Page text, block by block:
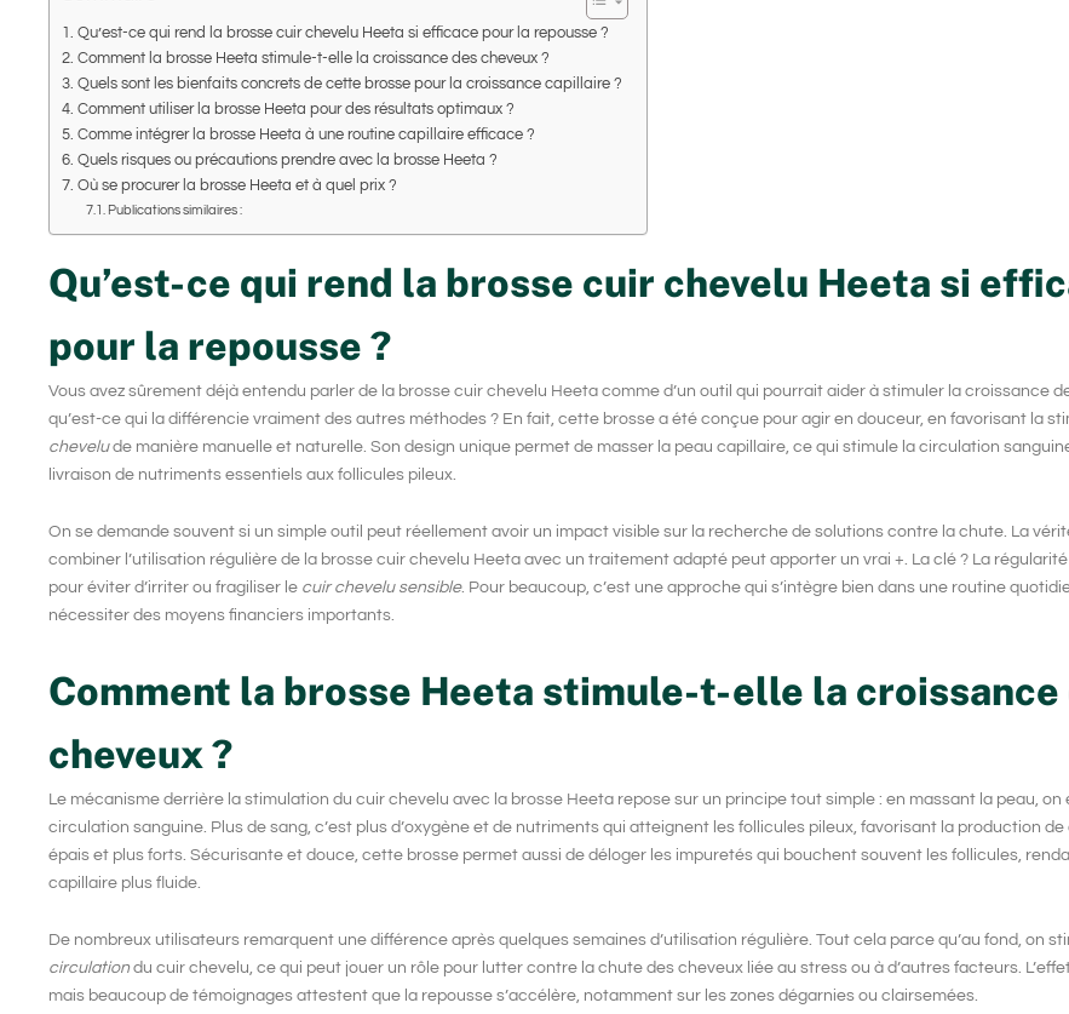
Qu’est-ce qui rend la brosse cuir chevelu Heeta si efficace pour la repousse ?
Comment la brosse Heeta stimule-t-elle la croissance des cheveux ?
Quels sont les bienfaits concrets de cette brosse pour la croissance capillaire ?
Comment utiliser la brosse Heeta pour des résultats optimaux ?
Comme intégrer la brosse Heeta à une routine capillaire efficace ?
Quels risques ou précautions prendre avec la brosse Heeta ?
Où se procurer la brosse Heeta et à quel prix ?
Publications similaires :
Qu’est-ce qui rend la brosse cuir chevelu Heeta si
pour la repousse ?
Vous avez sûrement déjà entendu parler de la brosse cuir chevelu Heeta comme d’un outil qui pourrait aider à stimuler la croissance
qu’est-ce qui la différencie vraiment des autres méthodes ? En fait, cette brosse a été conçue pour agir en douceur, en favorisant la
chevelude manière manuelle et naturelle. Son design unique permet de masser la peau capillaire, ce qui stimule la circulation
livraison de nutriments essentiels aux follicules pileux.
On se demande souvent si un simple outil peut réellement avoir un impact visible sur la recherche de solutions contre la chute. La
combiner l’utilisation régulière de la brosse cuir chevelu Heeta avec un traitement adapté peut apporter un vrai +. La clé ? La
pour éviter d’irriter ou fragiliser le cuir chevelu sensible. Pour beaucoup, c’est une approche qui s’intègre bien dans une routine
nécessiter des moyens financiers importants.
Comment la brosse Heeta stimule-t-elle la croissance
cheveux ?
Le mécanisme derrière la stimulation du cuir chevelu avec la brosse Heeta repose sur un principe tout simple : en massant la peau, on
circulation sanguine. Plus de sang, c’est plus d’oxygène et de nutriments qui atteignent les follicules pileux, favorisant la production de
épais et plus forts. Sécurisante et douce, cette brosse permet aussi de déloger les impuretés qui bouchent souvent les follicules,
capillaire plus fluide.
De nombreux utilisateurs remarquent une différence après quelques semaines d’utilisation régulière. Tout cela parce qu’au fond, on
circulation du cuir chevelu, ce qui peut jouer un rôle pour lutter contre la chute des cheveux liée au stress ou à d’autres facteurs.
mais beaucoup de témoignages attestent que la repousse s’accélère, notamment sur les zones dégarnies ou clairsemées.